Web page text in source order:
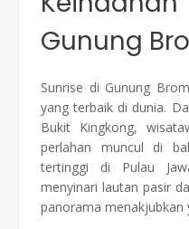
Gunung
Sunrise di Gunung
yang terbaik di dunia.
Bukit Kingkong,
perlahan muncul di
tertinggi di Pulau
menyinari lautan pasir
panorama menakjubkan